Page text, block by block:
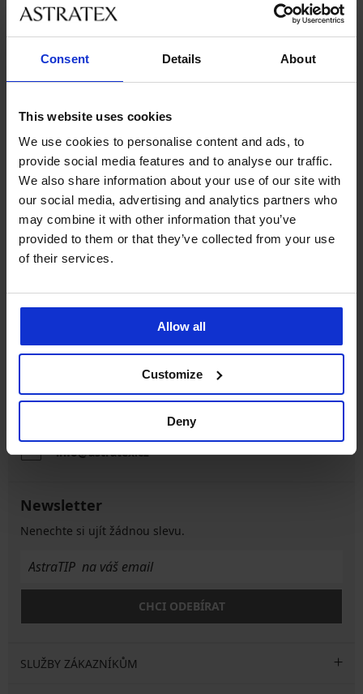
Consent Details About
This website uses cookies
We use cookies to personalise content and ads, to
provide social media features and to analyse our traffic.
We also share information about your use of our site with
our social media, advertising and analytics partners who
may combine it with other information that you’ve
provided to them or that they’ve collected from your use
of their services.
Allow all
Customize
Deny
Nejoblíbenější značky
Astratex
Selene Sassa
černá
béžová bílá růžová
Nejčastěji vybírané velikosti
M XL XXL
8 % z nákupu zpět
Výměna a vrácení
Výhodné poštovné
Zákaznická podpora
V pracovních dnech od 8:00 do 17:00
info@astratex.cz
Newsletter
Nenechte si ujít žádnou slevu.
CHCI ODEBÍRAT
SLUŽBY ZÁKAZNÍKŮM